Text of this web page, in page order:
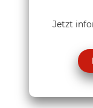
Jetzt